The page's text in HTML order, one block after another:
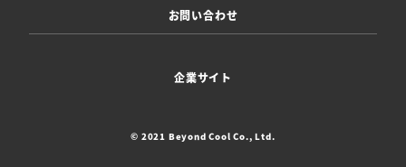
お問い合わせ
企業サイト
© 2021 Beyond Cool Co., Ltd.